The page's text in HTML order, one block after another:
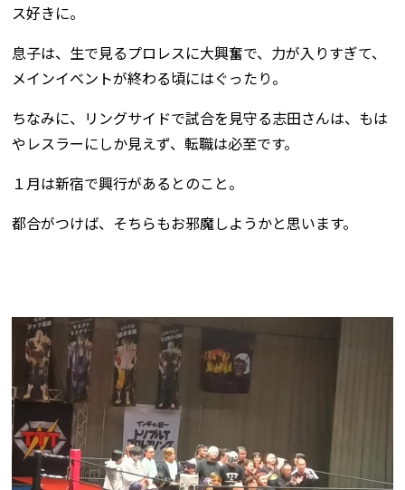
ス好きに。
息子は、生で見るプロレスに大興奮で、力が入りすぎて、
メインイベントが終わる頃にはぐったり。
ちなみに、リングサイドで試合を見守る志田さんは、もは
やレスラーにしか見えず、転職は必至です。
１月は新宿で興行があるとのこと。
都合がつけば、そちらもお邪魔しようかと思います。